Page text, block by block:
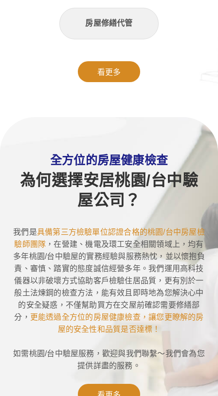
房屋修繕代管
看更多
全方位的房屋健康檢查
為何選擇安居桃園/台中驗
屋公司？
我們是具備第三方檢驗單位認證合格的桃園/台中房屋檢
驗師團隊 ，在營建、機電及環工安全相關領域上，均有
多年桃園/台中驗屋的實務經驗與服務熱忱，並以懷抱負
責、審慎、踏實的態度誠信經營多年。我們運用高科技
儀器以非破壞方式協助客戶檢驗住居品質，更有別於一
般土法煉鋼的檢查方法，能有效且即時地為您解決心中
的安全疑惑，不僅幫助買方在交屋前確認需要修繕部
分， 更能透過全方位的房屋健康檢查，讓您更瞭解的房
屋的安全性和品質是否達標！
如需桃園/台中驗屋服務，歡迎與我們聯繫～我們會為您
提供詳盡的服務。